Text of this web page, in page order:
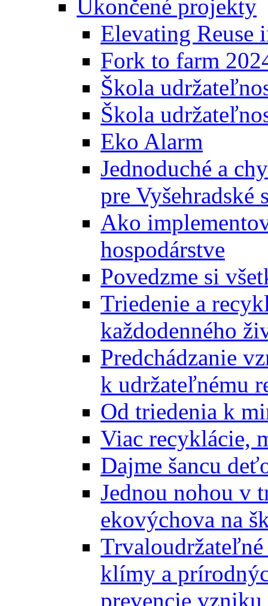
Ukončené projekty
Elevating Reuse
Fork to farm
Škola
Škola
Eko Alarm
Jednoduché a
pre Vyšehradské
Ako
hospodárstve
Povedzme si
Triedenie a
každodenného
Predchádzanie
k udržateľnému
Od triedenia k
Viac recyklácie,
Dajme šancu
Jednou nohou v
ekovýchova na
klímy a
prevencie vzniku